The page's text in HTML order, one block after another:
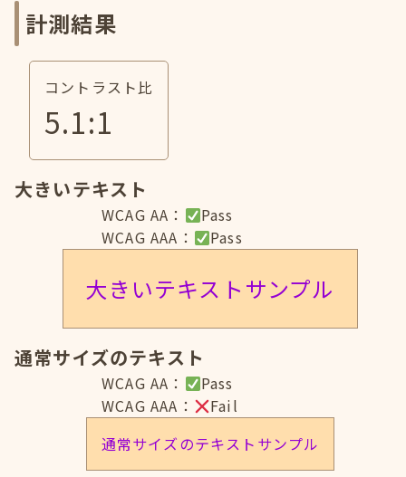
計測結果
コントラスト比
5.1:1
大きいテキスト
WCAG AA：
Pass
WCAG AAA：
Pass
大きいテキストサンプル
通常サイズのテキスト
WCAG AA：
Pass
WCAG AAA：
Fail
通常サイズのテキストサンプル